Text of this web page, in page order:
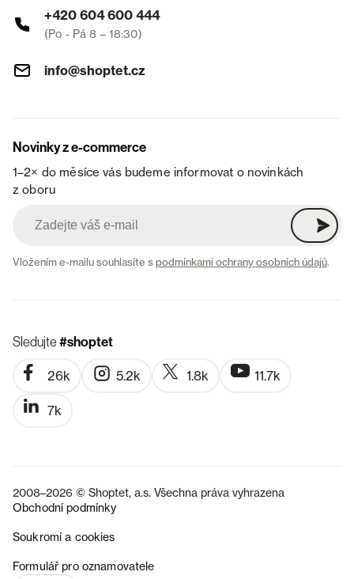
+420 604 600 444
(Po - Pá 8 – 18:30)
info@shoptet.cz
Novinky z e-commerce
1–2× do měsíce vás budeme informovat o novinkách
z oboru
Vložením e-mailu souhlasíte spodmínkami ochrany osobních údajů.
Sledujte#shoptet
26k 5.2k 1.8k 11.7k
7k
2008–2026 © Shoptet, a.s. Všechna práva vyhrazena
Obchodní podmínky
Soukromí a cookies
Formulář pro oznamovatele